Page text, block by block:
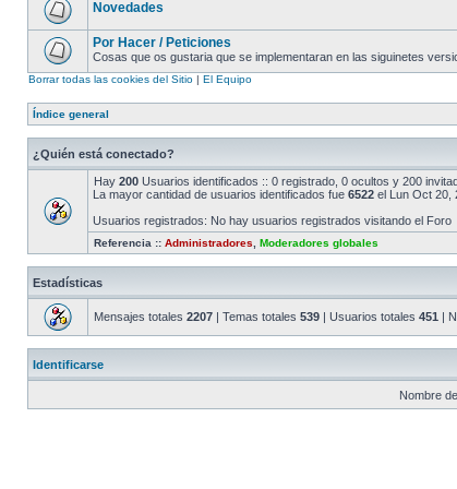
Novedades
Por Hacer / Peticiones
Cosas que os gustaria que se implementaran en las siguinetes
Borrar todas las cookies del Sitio | El Equipo
Índice general
¿Quién está conectado?
Hay 200 Usuarios identificados :: 0 registrado, 0 ocultos y 200
La mayor cantidad de usuarios identificados fue 6522 el Lun Oct 20,
Usuarios registrados: No hay usuarios registrados visitando el Foro
Referencia :: Administradores Moderadores globales
Estadísticas
Mensajes totales 2207 | Temas totales 539 | Usuarios totales 451 |
Identificarse
Nombre